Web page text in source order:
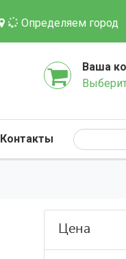
Определяем город
Ваша
Контакты
Цена